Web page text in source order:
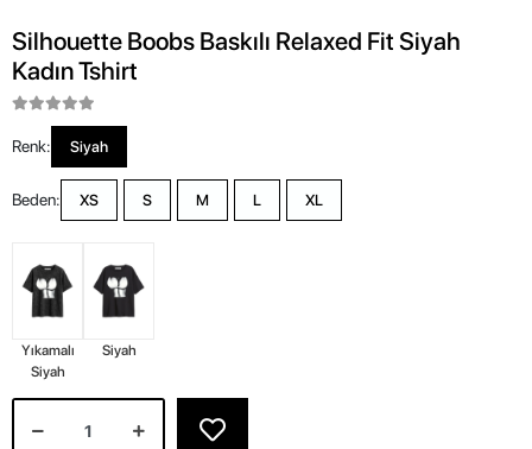
Silhouette Boobs Baskılı Relaxed Fit Siyah
Kadın Tshirt
Renk: Siyah
Beden: XS S M L XL
Yıkamalı
Siyah
Siyah